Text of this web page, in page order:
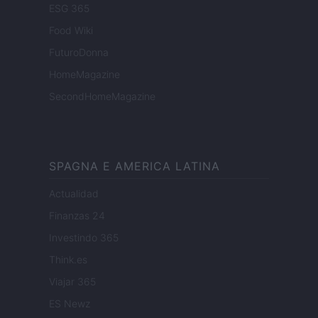
ESG 365
Food Wiki
FuturoDonna
HomeMagazine
SecondHomeMagazine
SPAGNA E AMERICA LATINA
Actualidad
Finanzas 24
Investindo 365
Think.es
Viajar 365
ES Newz